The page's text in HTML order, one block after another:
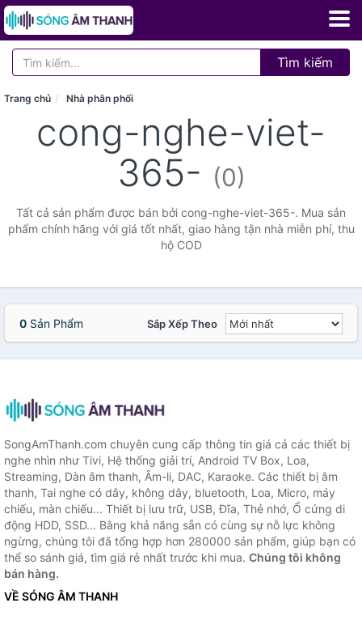
Tìm kiếm
Trang chủ Nhà phân phối
cong-nghe-viet-
365- (0)
Tất cả sản phẩm được bán bởi cong-nghe-viet-365-. Mua sản
phẩm chính hãng với giá tốt nhất, giao hàng tận nhà miễn phí, thu
hộ COD
0 Sản Phẩm Sắp Xếp Theo
SongAmThanh.com chuyên cung cấp thông tin giá cả các thiết bị
nghe nhìn như Tivi, Hệ thống giải trí, Android TV Box, Loa,
Streaming, Dàn âm thanh, Âm-li, DAC, Karaoke. Các thiết bị âm
thanh, Tai nghe có dây, không dây, bluetooth, Loa, Micro, máy
chiếu, màn chiếu... Thiết bị lưu trữ, USB, Đĩa, Thẻ nhớ, Ổ cứng di
động HDD, SSD... Bằng khả năng sẵn có cùng sự nỗ lực không
ngừng, chúng tôi đã tổng hợp hơn 280000 sản phẩm, giúp bạn có
thể so sánh giá, tìm giá rẻ nhất trước khi mua. Chúng tôi không
bán hàng.
VỀ SÓNG ÂM THANH